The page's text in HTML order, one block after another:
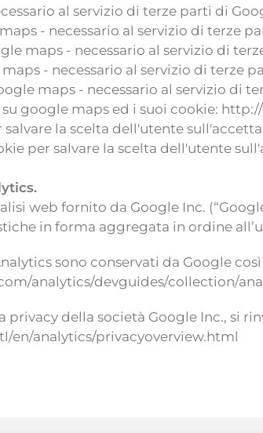
al servizio di terze parti di
- necessario al servizio di terze
maps - necessario al servizio di
- necessario al servizio di terze
maps - necessario al servizio di
google maps ed i suoi cookie:
la scelta dell'utente
per salvare la scelta dell'utente
web fornito da Google Inc.
in forma aggregata in ordine
sono conservati da Google
analytics/devguides/collection/
privacy della società Google Inc., si
en/analytics/privacyoverview.html